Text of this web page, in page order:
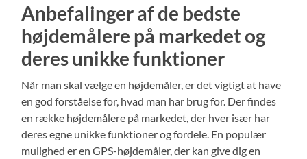
Anbefalinger af de bedste
højdemålere på markedet og
deres unikke funktioner
Når man skal vælge en højdemåler, er det vigtigt at have
en god forståelse for, hvad man har brug for. Der findes
en række højdemålere på markedet, der hver især har
deres egne unikke funktioner og fordele. En populær
mulighed er en GPS-højdemåler, der kan give dig en